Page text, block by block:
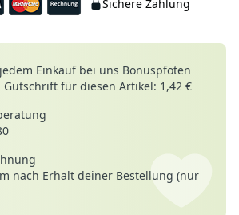
Sichere Zahlung
Einkauf bei uns Bonuspfoten
Gutschrift für diesen Artikel: 1,42 €
nach Erhalt deiner Bestellung (nur